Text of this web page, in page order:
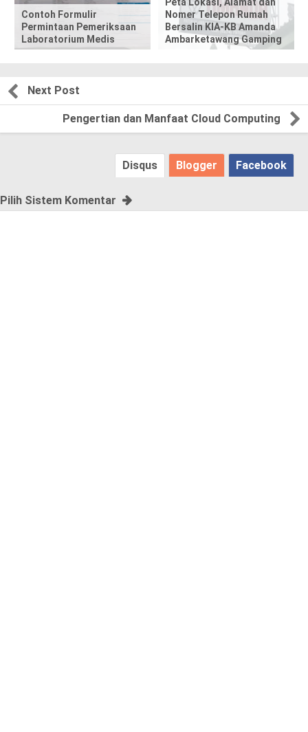
p
e
!
Contoh Formulir
Permintaan Pemeriksaan
Laboratorium Medis
Nomer Telepon Rumah
Bersalin KIA-KB Amanda
Ambarketawang Gamping
Next Post
Pengertian dan Manfaat Cloud Computing
Facebook
Blogger
Disqus
Pilih Sistem Komentar